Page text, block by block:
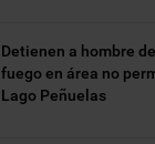
Detienen a hombre
fuego en área no
Lago Peñuelas